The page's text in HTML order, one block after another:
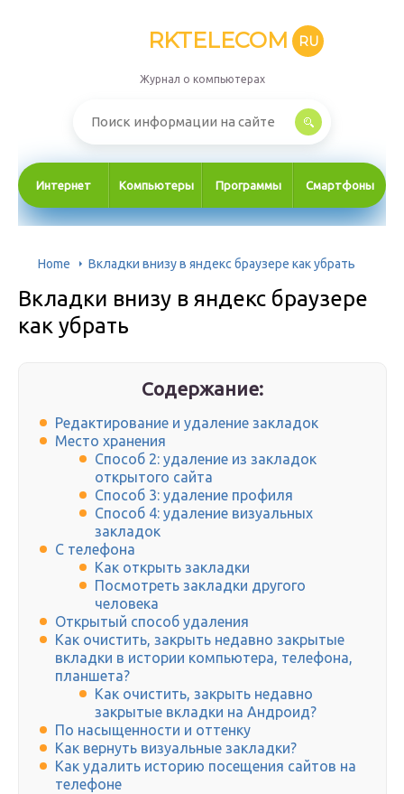
RKTELECOM RU
Журнал о компьютерах
Интернет Компьютеры Программы Смартфоны
Home Вкладки внизу в яндекс браузере как убрать
Вкладки внизу в яндекс браузере
как убрать
Содержание:
Редактирование и удаление закладок
Место хранения
Способ 2: удаление из закладок
открытого сайта
Способ 3: удаление профиля
Способ 4: удаление визуальных
закладок
С телефона
Как открыть закладки
Посмотреть закладки другого
человека
Открытый способ удаления
Как очистить, закрыть недавно закрытые
вкладки в истории компьютера, телефона,
планшета?
Как очистить, закрыть недавно
закрытые вкладки на Андроид?
По насыщенности и оттенку
Как вернуть визуальные закладки?
Как удалить историю посещения сайтов на
телефоне